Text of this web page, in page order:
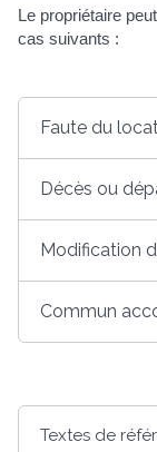
Le propriétaire
cas suivants :
Faute du
Décès ou
Modification
Commun
Textes de